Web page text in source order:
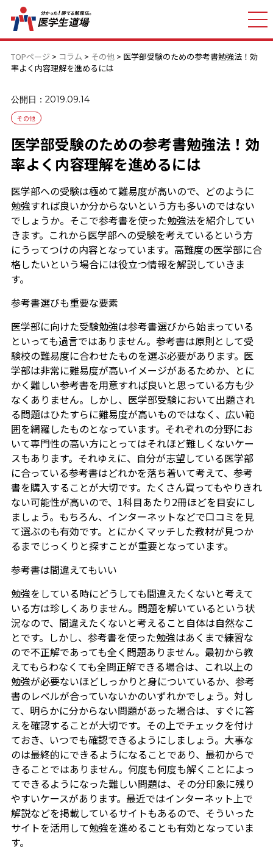
TOPページ > コラム > その他> 医学部受験のための参考書勉強法！効
率よく内容理解を進めるには
公開日：2019.09.14
その他
医学部受験のための参考書勉強法！効
率よく内容理解を進めるには
医学部への受験は極めて難易度が高いので、どのように
勉強すれば良いか分からないという方も多いのではない
でしょうか。そこで参考書を使った勉強法を紹介してい
きます。これから医学部への受験を考えているという方
にうってつけの内容となっています。高難度の医学部に合
格したいという場合には役立つ情報を解説していきま
す。
参考書選びも重要な要素
医学部に向けた受験勉強は参考書選びから始まっている
といっても過言ではありません。参考書は原則として受
験校の難易度に合わせたものを選ぶ必要があります。医
学部は非常に難易度が高いイメージがあるためか、とに
かく難しい参考書を用意すれば良いと思っている方も少
なくありません。しかし、医学部受験において出題され
る問題はひたすらに難易度が高いものではなく、広い範
囲を網羅したものとなっています。それぞれの分野にお
いて専門性の高い方にとってはそれほど難しくないケー
スもあります。それゆえに、自分が志望している医学部
に合っている参考書はどれかを落ち着いて考えて、参考
書を購入することが大切です。たくさん買ってもやりきれ
ない可能性が高いので、1科目あたり2冊ほどを目安にし
ましょう。もちろん、インターネットなどで口コミを見
て選ぶのも有効です。とにかくマッチした教材が見つか
るまでじっくりと探すことが重要となっています。
参考書は間違えてもいい
勉強をしている時にどうしても間違えたくないと考えて
いる方は珍しくありません。問題を解いているという状
況なので、間違えたくないと考えること自体は自然なこ
とです。しかし、参考書を使った勉強はあくまで練習な
ので不正解であっても全く問題ありません。最初から教
えてもらわなくても全問正解できる場合は、これ以上の
勉強が必要ないほどしっかりと身についているか、参考
書のレベルが合っていないかのいずれかでしょう。対し
て、明らかに分からない問題があった場合は、すぐに答
えを確認することが大切です。その上でチェックを付け
ておき、いつでも確認できるようにしましょう。大事な
のは最終的にできるようになることであり、最初からで
きることではありません。何度も何度も解くことによっ
てできるようになった難しい問題は、その分印象に残り
やすいケースがあります。最近ではインターネット上で
解説などを掲載しているサイトもあるので、そういった
サイトを活用して勉強を進めることも有効となっていま
す。